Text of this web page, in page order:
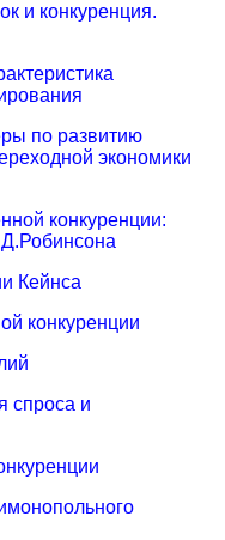
и конкуренция.
по развитию
экономики
конкуренции:
Кейнса
конкуренции
спроса и